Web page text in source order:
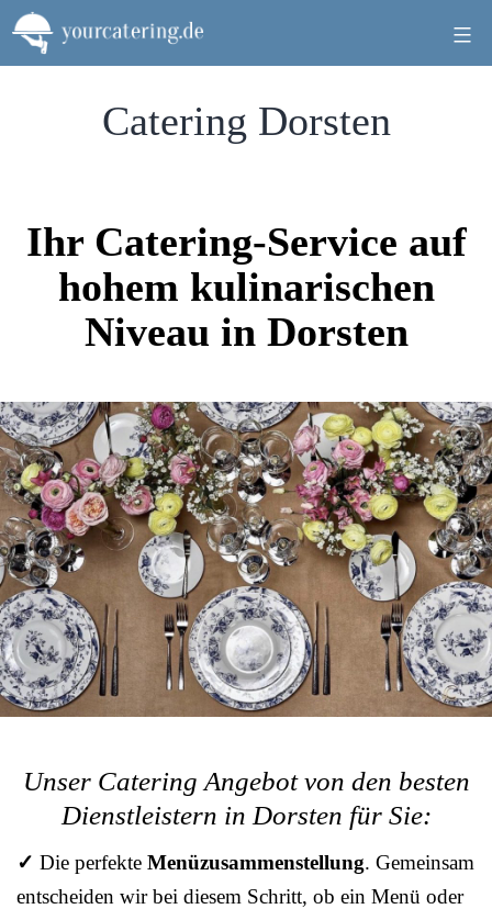
Zum
Inhalt
springen
Catering Dorsten
Ihr Catering-Service auf
hohem kulinarischen
Niveau in Dorsten
Unser Catering Angebot von den besten
Dienstleistern in Dorsten für Sie:
✓ Die perfekte Menüzusammenstellung. Gemeinsam
entscheiden wir bei diesem Schritt, ob ein Menü oder